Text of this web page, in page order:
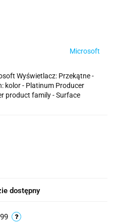
Microsoft
Wyświetlacz: Przekątne -
kolor - Platinum Producer
product family - Surface
dostępny